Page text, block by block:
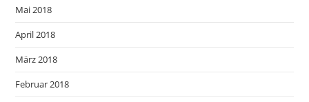
Mai 2018
April 2018
März 2018
Februar 2018